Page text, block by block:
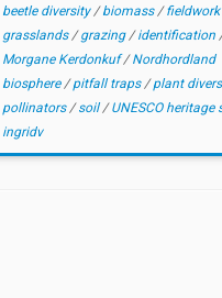
beetle diversity/biomass/
grasslands/grazing/identification
Morgane Kerdonkuf/Nordhordland
biosphere/pitfall traps/plant
pollinators/soil/UNESCO heritage
ingridv